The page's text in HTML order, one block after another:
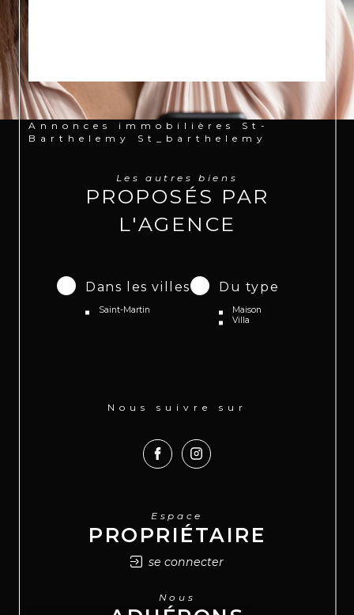
Annonces immobilières St-
Barthelemy St_barthelemy
Les autres biens
PROPOSÉS PAR
L'AGENCE
Dans les villes
Saint-Martin
Du type
Maison
Villa
Nous suivre sur
Espace
PROPRIÉTAIRE
se connecter
Nous